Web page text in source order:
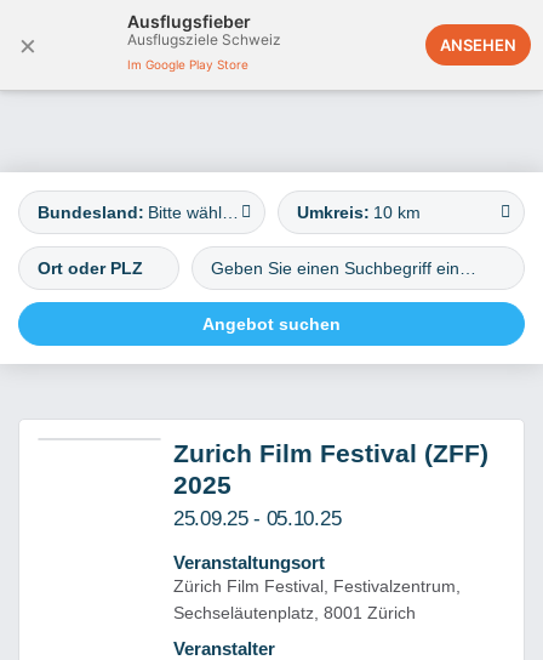
×
Ausflugsfieber
Ausflugsziele Schweiz
Im Google Play Store
ANSEHEN
Österreich
Bundesland: Umkreis: 10 km
Zurich Film Festival (ZFF)
2025
25.09.25 - 05.10.25
Veranstaltungsort
Zürich Film Festival, Festivalzentrum,
Sechseläutenplatz, 8001 Zürich
Veranstalter